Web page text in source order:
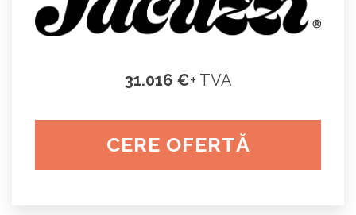
31.016 €+ TVA
CERE OFERTĂ